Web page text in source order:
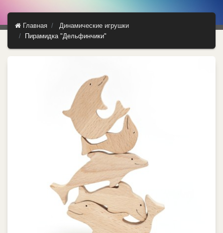
Главная
Динамические игрушки
Пирамидка "Дельфинчики"